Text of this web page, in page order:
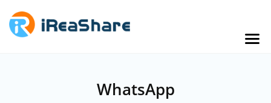
WhatsApp